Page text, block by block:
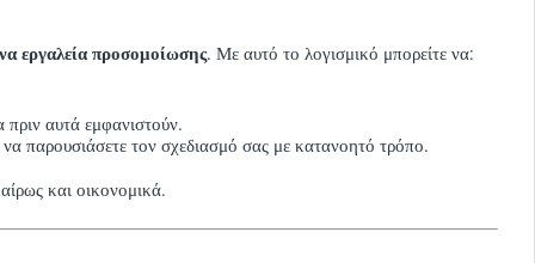
εργαλεία προσομοίωσης. Με αυτό το λογισμικό μπορείτε να:
πριν αυτά εμφανιστούν.
να παρουσιάσετε τον σχεδιασμό σας με κατανοητό τρόπο.
και οικονομικά.